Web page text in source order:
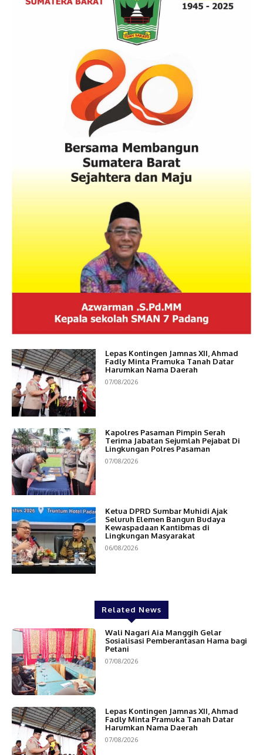
Lepas Kontingen Jamnas XII, Ahmad
Fadly Minta Pramuka Tanah Datar
Harumkan Nama Daerah
07/08/2026
Kapolres Pasaman Pimpin Serah
Terima Jabatan Sejumlah Pejabat Di
Lingkungan Polres Pasaman
07/08/2026
Ketua DPRD Sumbar Muhidi Ajak
Seluruh Elemen Bangun Budaya
Kewaspadaan Kantibmas di
Lingkungan Masyarakat
06/08/2026
Related News
Wali Nagari Aia Manggih Gelar
Sosialisasi Pemberantasan Hama bagi
Petani
07/08/2026
Lepas Kontingen Jamnas XII, Ahmad
Fadly Minta Pramuka Tanah Datar
Harumkan Nama Daerah
07/08/2026